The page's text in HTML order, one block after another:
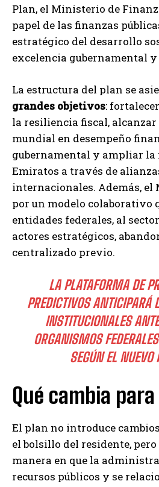
Plan, el Ministerio de
papel de las finanzas
estratégico del desarrollo
excelencia gubernamental y
La estructura del plan se
grandes objetivos:
la resiliencia fiscal,
mundial en desempeño
gubernamental y ampliar la
Emiratos a través de
internacionales. Además, el
por un modelo colaborativo
entidades federales, al
actores estratégicos,
centralizado previo.
LA PLATAFORMA DE
PREDICTIVOS ANTICIPARÁ
INSTITUCIONALES
ORGANISMOS
SEGÚN EL NUEVO
Qué cambia
El plan no introduce
el bolsillo del residente,
manera en que la
recursos públicos y se